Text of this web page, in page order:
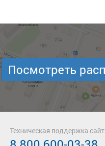
Посмотреть
Техническая поддержка